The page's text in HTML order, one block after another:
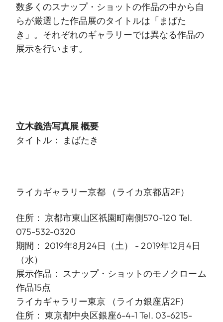
数多くのスナップ・ショットの作品の中から自
らが厳選した作品展のタイトルは「まばた
き」。それぞれのギャラリーでは異なる作品の
展示を行います。
立木義浩写真展 概要
タイトル： まばたき
ライカギャラリー京都 （ライカ京都店2F）
住所： 京都市東山区祇園町南側570-120 Tel.
075-532-0320
期間： 2019年8月24日（土） - 2019年12月4日
（水）
展示作品： スナップ・ショットのモノクローム
作品15点
ライカギャラリー東京 （ライカ銀座店2F)
住所： 東京都中央区銀座6-4-1 Tel. 03-6215-